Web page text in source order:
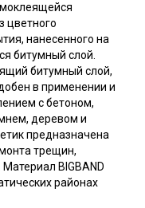
цветного
нанесенного на
битумный слой.
битумный слой,
в применении и
с бетоном,
деревом и
предназначена
трещин,
BIGBAND
районах